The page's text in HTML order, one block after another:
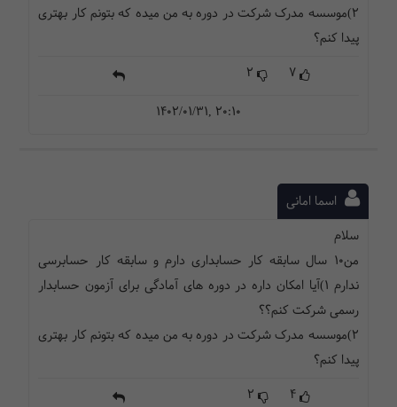
۲)موسسه مدرک شرکت در دوره به من میده که بتونم کار بهتری
پیدا کنم؟
7
2
1402/01/31, 20:10
اسما امانی
سلام
من۱۰ سال سابقه کار حسابداری دارم و سابقه کار حسابرسی
ندارم ۱)آیا امکان داره در دوره های آمادگی برای آزمون حسابدار
رسمی شرکت کنم؟؟
۲)موسسه مدرک شرکت در دوره به من میده که بتونم کار بهتری
پیدا کنم؟
4